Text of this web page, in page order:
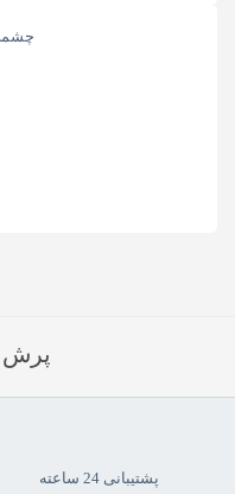
بیشتر و دلنشین تری در حوزه
نماشا
پرش
پشتیبانی 24 ساعته